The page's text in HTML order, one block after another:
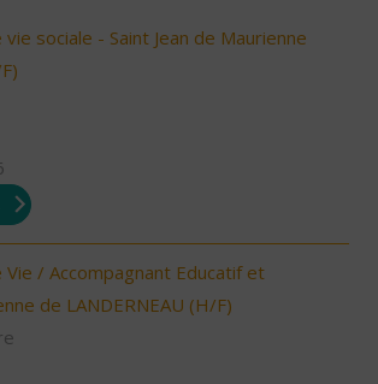
vie sociale - Saint Jean de Maurienne
Vie / Accompagnant Educatif et
de LANDERNEAU (H/F)